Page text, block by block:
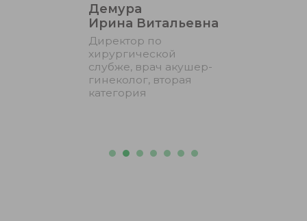
Демура
Ирина Витальевна
Директор по
хирургической
слубже, врач акушер-
гинеколог, вторая
категория